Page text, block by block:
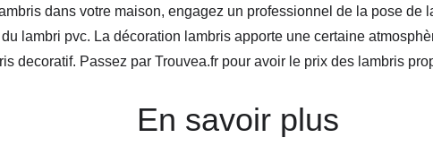
dans votre maison, engagez un professionnel de la pose de
lambri pvc. La décoration lambris apporte une certaine
decoratif. Passez par Trouvea.fr pour avoir le prix des lambris
En savoir plus